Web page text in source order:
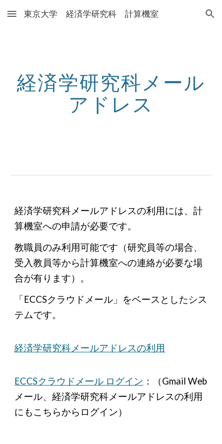
Skip to main content Skip to navigation
東京大学 経済学研究科 計算機室
経済学研究科メール
アドレス
経済学研究科メールアドレスの利用には、計
算機室への申請が必要です。
教職員のみ利用可能です（研究員等の場合、
受入教員等から計算機室への連絡が必要な場
合が有ります）。
「ECCSクラウドメール」をベースとしたシス
テムです。
経済学研究科メールアドレスの利用
ECCSクラウドメール ログイン ：（Gmail Web
メール、経済学研究科メールアドレスの利用
にもこちらからログイン）